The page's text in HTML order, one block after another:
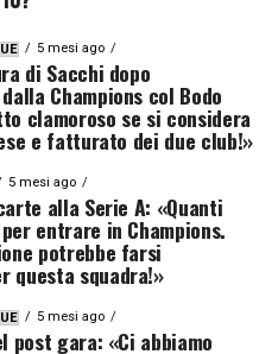
5 mesi ago
di Sacchi dopo
Champions col Bodo
clamoroso se si considera
e fatturato dei due club!»
5 mesi ago
alla Serie A: «Quanti
entrare in Champions.
potrebbe farsi
questa squadra!»
5 mesi ago
post gara: «Ci abbiamo